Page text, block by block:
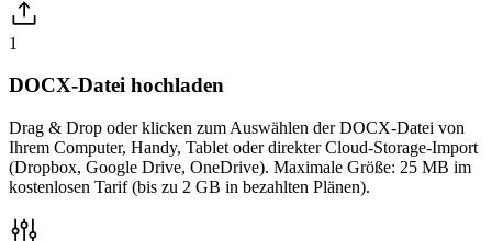
1
DOCX-Datei hochladen
Drag & Drop oder klicken zum Auswählen der DOCX-Datei von
Ihrem Computer, Handy, Tablet oder direkter Cloud-Storage-Import
(Dropbox, Google Drive, OneDrive). Maximale Größe: 25 MB im
kostenlosen Tarif (bis zu 2 GB in bezahlten Plänen).